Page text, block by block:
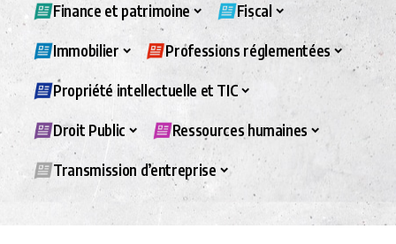
Finance et patrimoine Fiscal
Immobilier Professions réglementées
Propriété intellectuelle et TIC
Droit Public Ressources humaines
Transmission d’entreprise